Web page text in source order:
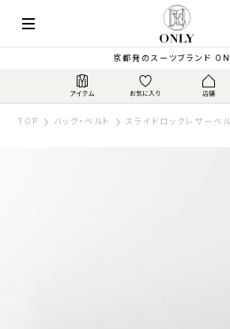
京都発のスーツブランド
TOP バッグ・ベルト スライドロックレザーベ